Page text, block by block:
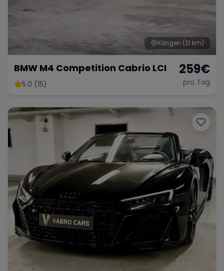
Köngen (21 km)
BMW M4 Competition Cabrio LCI
5.0 (15)
259€
pro Tag